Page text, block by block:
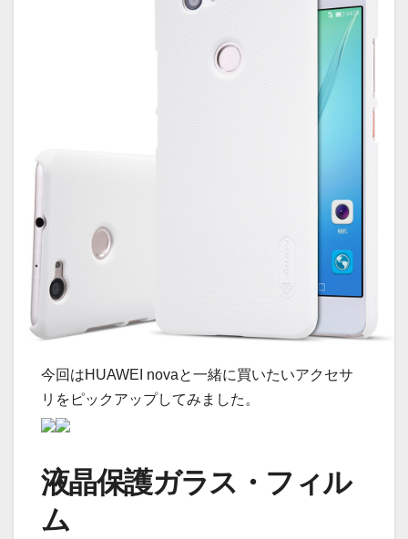
今回はHUAWEI novaと一緒に買いたいアクセサ
リをピックアップしてみました。
液晶保護ガラス・フィル
ム